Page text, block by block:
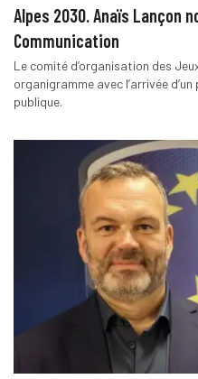
Alpes 2030. Anaïs Lançon
Communication
Le comité d’organisation des
organigramme avec l’arrivée
publique.